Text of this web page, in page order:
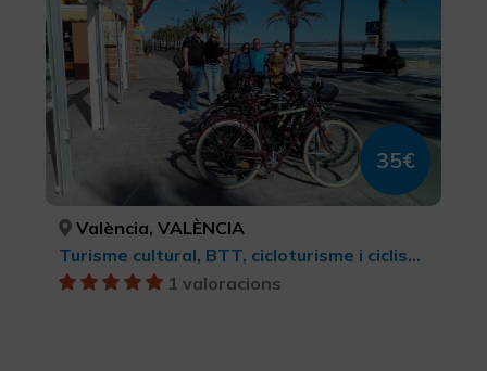
35€
València, VALÈNCIA
Turisme cultural, BTT, cicloturisme i ciclisme
1 valoracions